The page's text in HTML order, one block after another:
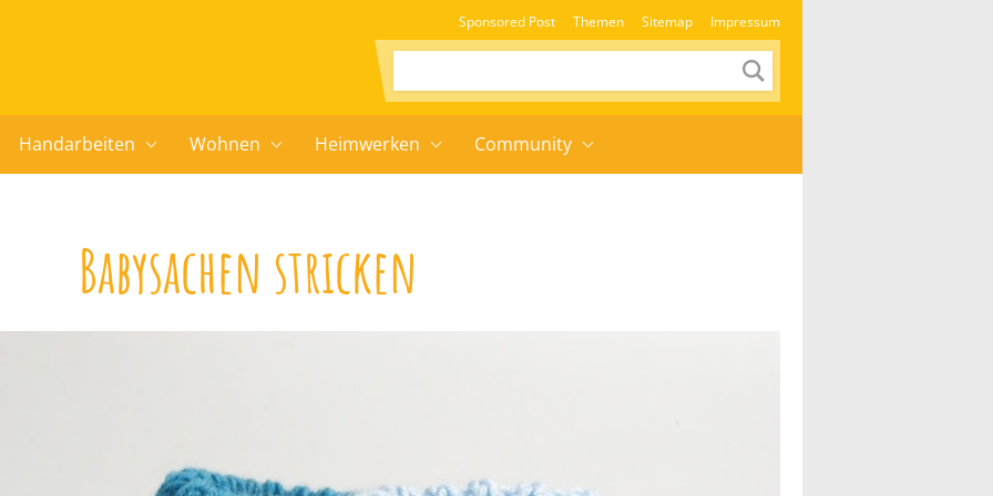
Sponsored Post Themen Sitemap Impressum
Handarbeiten Wohnen Heimwerken Community
Babysachen stricken